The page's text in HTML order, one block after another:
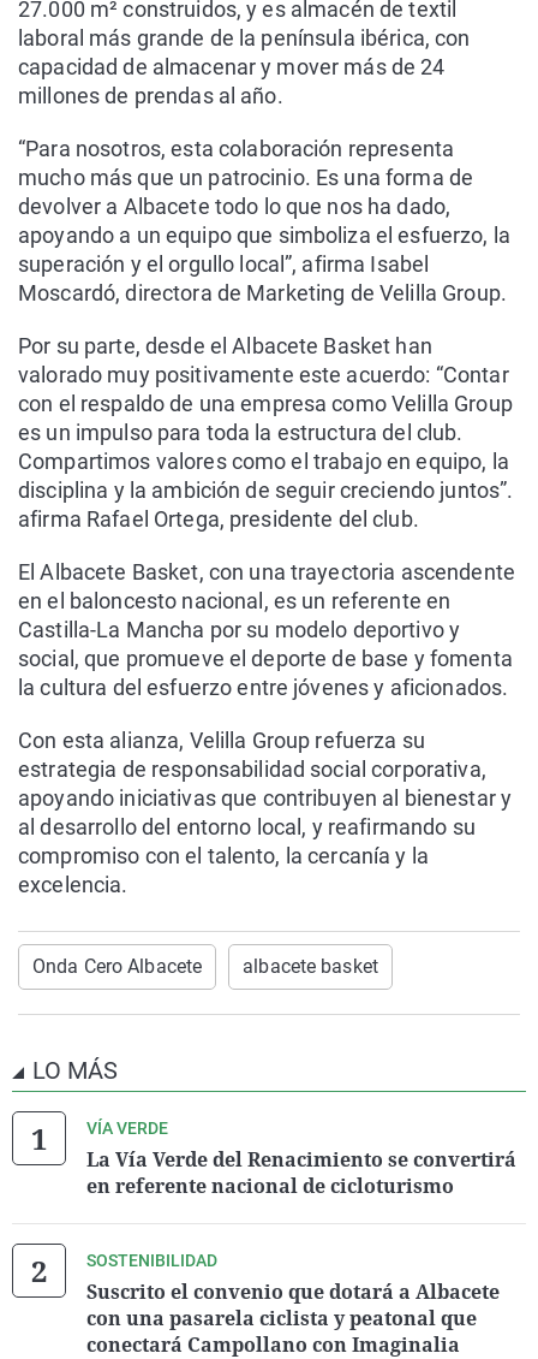
27.000 m² construidos, y es almacén de textil
laboral más grande de la península ibérica, con
capacidad de almacenar y mover más de 24
millones de prendas al año.
“Para nosotros, esta colaboración representa
mucho más que un patrocinio. Es una forma de
devolver a Albacete todo lo que nos ha dado,
apoyando a un equipo que simboliza el esfuerzo, la
superación y el orgullo local”, afirma Isabel
Moscardó, directora de Marketing de Velilla Group.
Por su parte, desde el Albacete Basket han
valorado muy positivamente este acuerdo: “Contar
con el respaldo de una empresa como Velilla Group
es un impulso para toda la estructura del club.
Compartimos valores como el trabajo en equipo, la
disciplina y la ambición de seguir creciendo juntos”.
afirma Rafael Ortega, presidente del club.
El Albacete Basket, con una trayectoria ascendente
en el baloncesto nacional, es un referente en
Castilla-La Mancha por su modelo deportivo y
social, que promueve el deporte de base y fomenta
la cultura del esfuerzo entre jóvenes y aficionados.
Con esta alianza, Velilla Group refuerza su
estrategia de responsabilidad social corporativa,
apoyando iniciativas que contribuyen al bienestar y
al desarrollo del entorno local, y reafirmando su
compromiso con el talento, la cercanía y la
excelencia.
Onda Cero Albacete albacete basket
LO MÁS
VÍA VERDE
La Vía Verde del Renacimiento se convertirá
en referente nacional de cicloturismo
SOSTENIBILIDAD
Suscrito el convenio que dotará a Albacete
con una pasarela ciclista y peatonal que
conectará Campollano con Imaginalia